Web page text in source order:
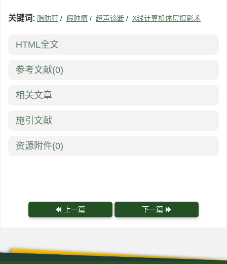
关键词: 脂肪肝 / 假肿瘤 / 超声诊断 / X线计算机体层摄影术
HTML全文
参考文献(0)
相关文章
施引文献
资源附件(0)
上一篇 下一篇